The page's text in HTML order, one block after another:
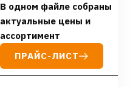
В одном файле собраны
актуальные цены и
ассортимент
ПРАЙС-ЛИСТ